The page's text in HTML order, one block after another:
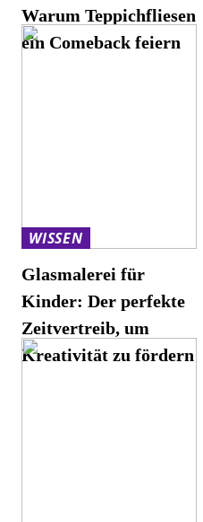
Warum Teppichfliesen
ein Comeback feiern
WISSEN
Glasmalerei für
Kinder: Der perfekte
Zeitvertreib, um
Kreativität zu fördern